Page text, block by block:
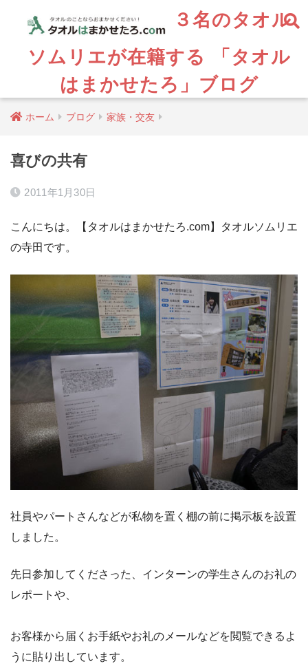
３名のタオル
ソムリエが在籍する 「タオル
はまかせたろ」ブログ
ホーム ブログ 家族・交友
喜びの共有
2011年1月30日
こんにちは。【タオルはまかせたろ.com】タオルソムリエ
の寺田です。
社員やパートさんなどが私物を置く棚の前に掲示板を設置
しました。
先日参加してくださった、インターンの学生さんのお礼の
レポートや、
お客様から届くお手紙やお礼のメールなどを閲覧できるよ
うに貼り出しています。